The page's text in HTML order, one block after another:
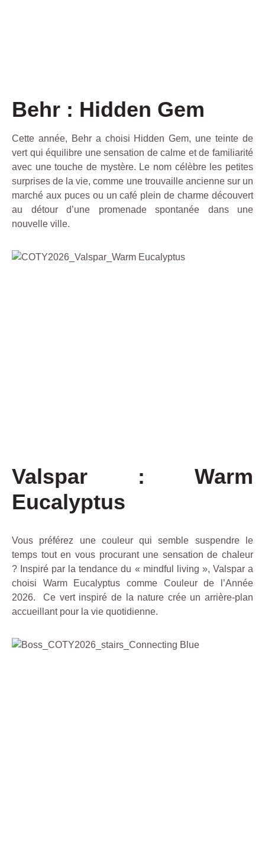
Behr : Hidden Gem
Cette année, Behr a choisi Hidden Gem, une teinte de
vert qui équilibre une sensation de calme et de familiarité
avec une touche de mystère. Le nom célèbre les petites
surprises de la vie, comme une trouvaille ancienne sur un
marché aux puces ou un café plein de charme découvert
au détour d’une promenade spontanée dans une
nouvelle ville.
Valspar : Warm
Eucalyptus
Vous préférez une couleur qui semble suspendre le
temps tout en vous procurant une sensation de chaleur
? Inspiré par la tendance du « mindful living », Valspar a
choisi Warm Eucalyptus comme Couleur de l’Année
2026. Ce vert inspiré de la nature crée un arrière-plan
accueillant pour la vie quotidienne.